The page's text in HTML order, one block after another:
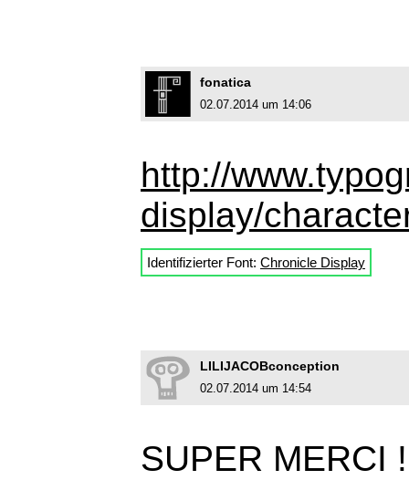
fonatica
02.07.2014 um 14:06
http://
display/
Identifizierter Font: Chronicle Display
LILIJACOBconception
02.07.2014 um 14:54
SUPER MERCI